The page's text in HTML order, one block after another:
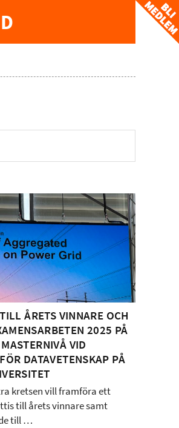
ÅRETS VINNARE OCH
2025 PÅ
VID
DATAVETENSKAP PÅ
kretsen vill framföra ett
till årets vinnare samt
till …